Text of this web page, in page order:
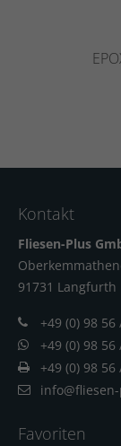
Kontakt
Fliesen-Plus
91731 Langfurth
+49 (0) 98 56
+49 (0) 98 56
+49 (0) 98 56
Favoriten